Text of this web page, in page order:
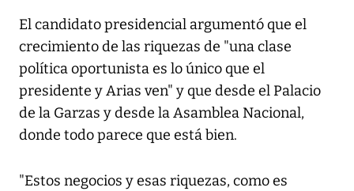
El candidato presidencial argumentó que el
crecimiento de las riquezas de "una clase
política oportunista es lo único que el
presidente y Arias ven" y que desde el Palacio
de la Garzas y desde la Asamblea Nacional,
donde todo parece que está bien.
"Estos negocios y esas riquezas, como es